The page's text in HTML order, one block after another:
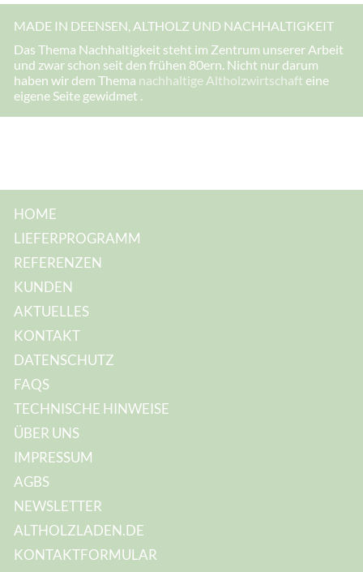
r
s
e
E
-
M
:
*
MADE IN DEENSEN, ALTHOLZ UND NACHHALTIGKEIT
Das Thema Nachhaltigkeit steht im Zentrum unserer Arbeit
und zwar schon seit den frühen 80ern. Nicht nur darum
haben wir dem Thema nachhaltige Altholzwirtschaft eine
eigene Seite gewidmet .
HOME
LIEFERPROGRAMM
REFERENZEN
KUNDEN
AKTUELLES
KONTAKT
DATENSCHUTZ
FAQS
TECHNISCHE HINWEISE
ÜBER UNS
IMPRESSUM
AGBS
NEWSLETTER
ALTHOLZLADEN.DE
KONTAKTFORMULAR